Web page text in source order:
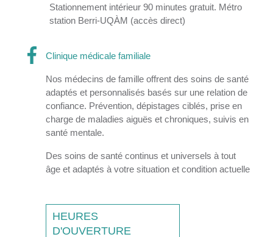
Stationnement intérieur 90 minutes gratuit. Métro
station Berri-UQÀM (accès direct)
Clinique médicale familiale
Nos médecins de famille offrent des soins de santé
adaptés et personnalisés basés sur une relation de
confiance. Prévention, dépistages ciblés, prise en
charge de maladies aiguës et chroniques, suivis en
santé mentale.
Des soins de santé continus et universels à tout
âge et adaptés à votre situation et condition actuelle
HEURES
D'OUVERTURE